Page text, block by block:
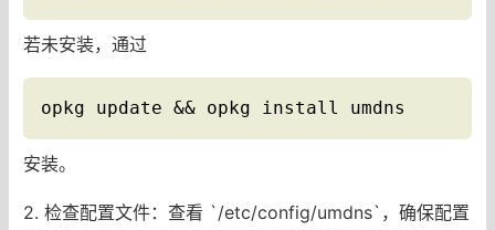
若未安装，通过
opkg update && opkg install umdns
安装。
2. 检查配置文件：查看 `/etc/config/umdns`，确保配置